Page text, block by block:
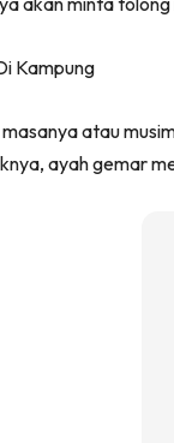
atau
ayah gemar